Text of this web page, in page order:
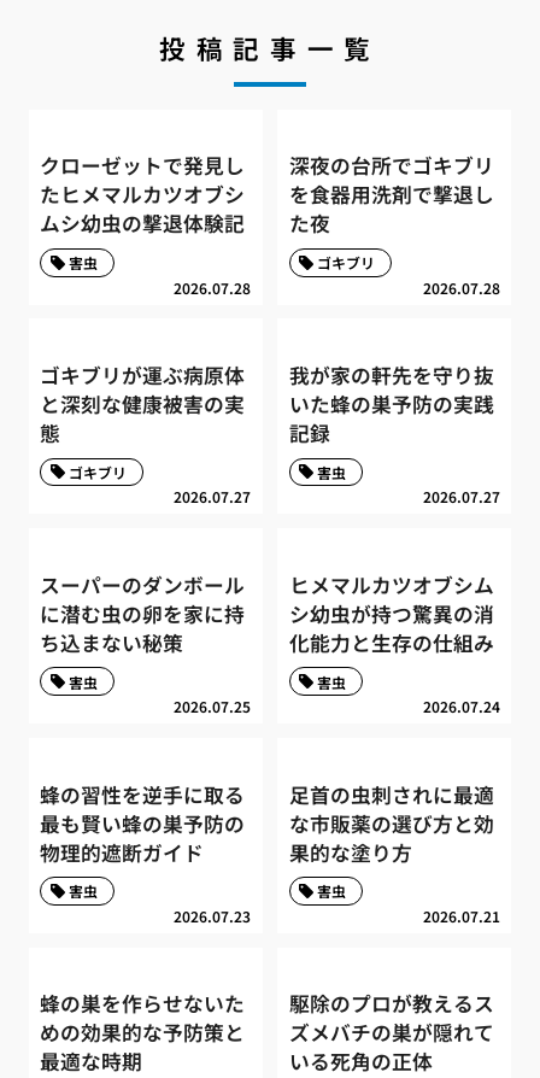
投稿記事一覧
クローゼットで発見し
たヒメマルカツオブシ
ムシ幼虫の撃退体験記
2026.07.28
害虫
深夜の台所でゴキブリ
を食器用洗剤で撃退し
た夜
2026.07.28
ゴキブリ
ゴキブリが運ぶ病原体
と深刻な健康被害の実
態
2026.07.27
ゴキブリ
我が家の軒先を守り抜
いた蜂の巣予防の実践
記録
2026.07.27
害虫
スーパーのダンボール
に潜む虫の卵を家に持
ち込まない秘策
2026.07.25
害虫
ヒメマルカツオブシム
シ幼虫が持つ驚異の消
化能力と生存の仕組み
2026.07.24
害虫
蜂の習性を逆手に取る
最も賢い蜂の巣予防の
物理的遮断ガイド
2026.07.23
害虫
足首の虫刺されに最適
な市販薬の選び方と効
果的な塗り方
2026.07.21
害虫
蜂の巣を作らせないた
めの効果的な予防策と
最適な時期
駆除のプロが教えるス
ズメバチの巣が隠れて
いる死角の正体